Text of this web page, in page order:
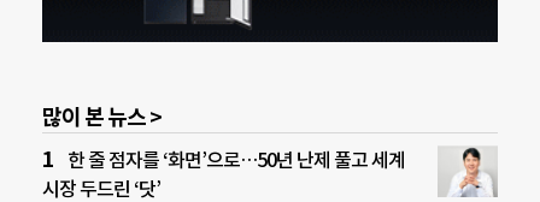
많이 본 뉴스 >
한 줄 점자를 ‘화면’으로…50년 난제 풀고 세계
시장 두드린 ‘닷’